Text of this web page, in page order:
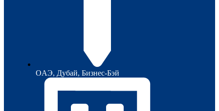
ОAЭ, Дубай, Бизнес-Бэй